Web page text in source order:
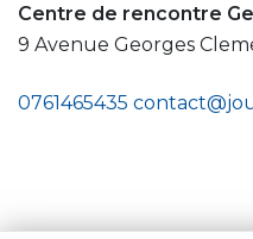
Centre de rencontre
9 Avenue Georges
0761465435